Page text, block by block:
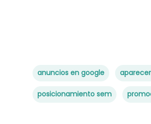
anuncios en google
posicionamiento sem